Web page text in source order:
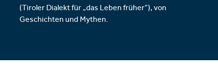
(Tiroler Dialekt für „das Leben früher“), von
Geschichten und Mythen.